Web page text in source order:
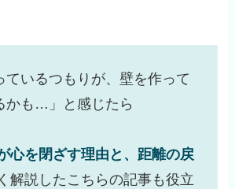
ているつもりが、壁を作って
かも…」と感じたら
心を閉ざす理由と、距離の戻
解説したこちらの記事も役立